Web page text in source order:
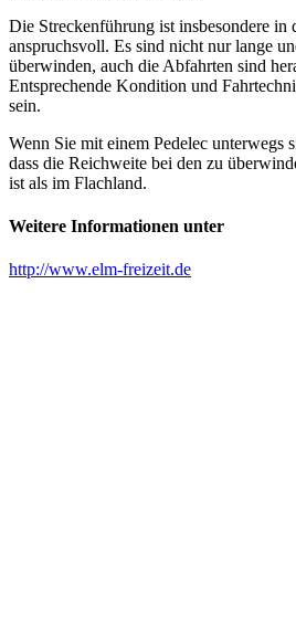
Die Streckenführung ist insbesondere in
anspruchsvoll. Es sind nicht nur lange
überwinden, auch die Abfahrten sind
Entsprechende Kondition und
sein.
Wenn Sie mit einem Pedelec unterwegs
dass die Reichweite bei den zu
ist als im Flachland.
Weitere Informationen unter
http://www.elm-freizeit.de